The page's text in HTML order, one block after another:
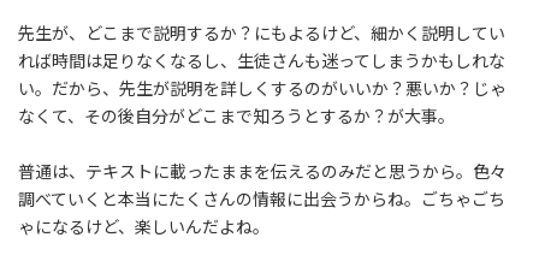
先生が、どこまで説明するか？にもよるけど、細かく説明してい
れば時間は足りなくなるし、生徒さんも迷ってしまうかもしれな
い。だから、先生が説明を詳しくするのがいいか？悪いか？じゃ
なくて、その後自分がどこまで知ろうとするか？が大事。
普通は、テキストに載ったままを伝えるのみだと思うから。色々
調べていくと本当にたくさんの情報に出会うからね。ごちゃごち
ゃになるけど、楽しいんだよね。